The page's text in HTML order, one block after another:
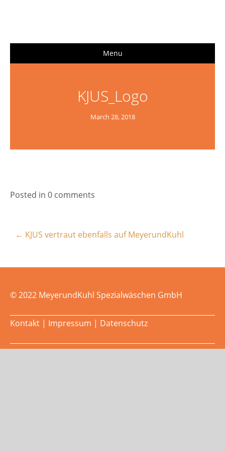
Menu
KJUS_Logo
March 28, 2018
Posted in 0 comments
← KJUS vertraut ebenfalls auf MeyerundKuhl
© 2022 MeyerundKuhl Spezialwäschen GmbH
Kontakt | Impressum | Datenschutz